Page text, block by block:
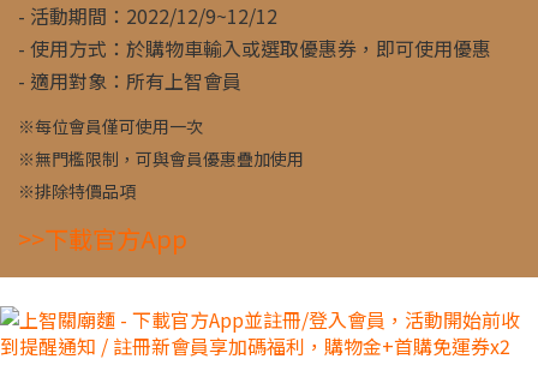
- 活動期間：2022/12/9~12/12
- 使用方式：於購物車輸入或選取優惠券，即可使用優惠
- 適用對象：所有上智會員
※每位會員僅可使用一次
※無門檻限制，可與會員優惠疊加使用
※排除特價品項
>>下載官方App